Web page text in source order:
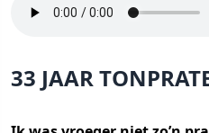
33 JAAR